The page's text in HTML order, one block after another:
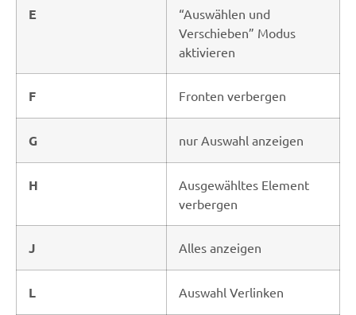
E
“Auswählen und
Verschieben” Modus
aktivieren
F Fronten verbergen
G nur Auswahl anzeigen
H
Ausgewähltes Element
verbergen
J Alles anzeigen
L Auswahl Verlinken